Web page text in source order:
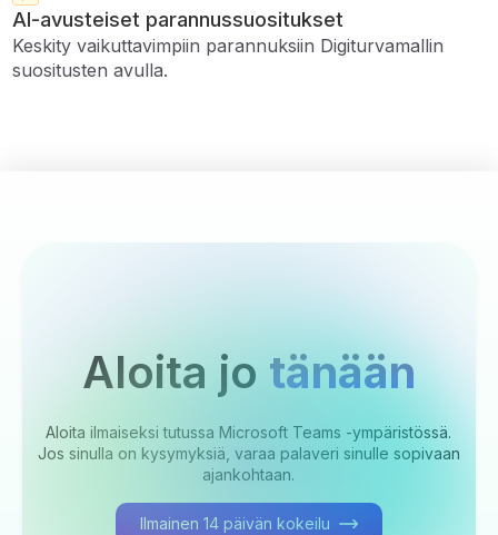
AI-avusteiset parannussuositukset
Keskity vaikuttavimpiin parannuksiin Digiturvamallin
suositusten avulla.
Aloita jo tänään
Aloita ilmaiseksi tutussa Microsoft Teams -ympäristössä.
Jos sinulla on kysymyksiä, varaa palaveri sinulle sopivaan
ajankohtaan.
Ilmainen 14 päivän kokeilu